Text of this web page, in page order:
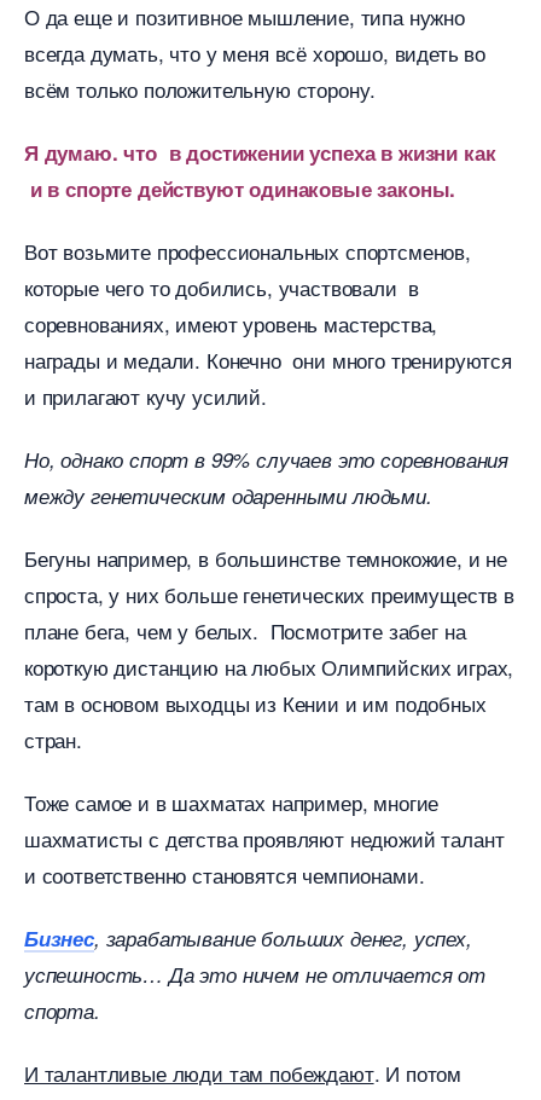
О да еще и позитивное мышление, типа нужно
сегда думать, что у меня всё хорошо, видеть во
сём только положительную сторону.
Я думаю. что в достижении успеха в жизни как
и в спорте действуют одинаковые законы.
от возьмите профессиональных спортсменов,
которые чего то добились, участвовали
соревнованиях, имеют уровень мастерства,
награды и медали. Конечно они много тренируются
и прилагают кучу усилий.
Но, однако спорт в 99% случаев это соревнования
между генетическим одаренными людьми.
Бегуны например, в большинстве темнокожие, и не
спроста, у них больше генетических преимущест
плане бега, чем у белых. Посмотрите забег на
короткую дистанцию на любых Олимпийских играх,
там в основом выходцы из Кении и им подобных
стран.
Тоже самое и в шахматах например, многие
шахматисты с детства проявляют недюжий талант
и соответственно становятся чемпионами.
Бизнес, зарабатывание больших денег, успех,
успешность… Да это ничем не отличается от
спорта.
И талантливые люди там побеждают. И потом